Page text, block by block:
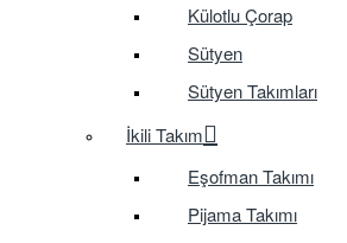
Külotlu Çorap
Sütyen
Sütyen Takımları
İkili Takım
Eşofman Takımı
Pijama Takımı